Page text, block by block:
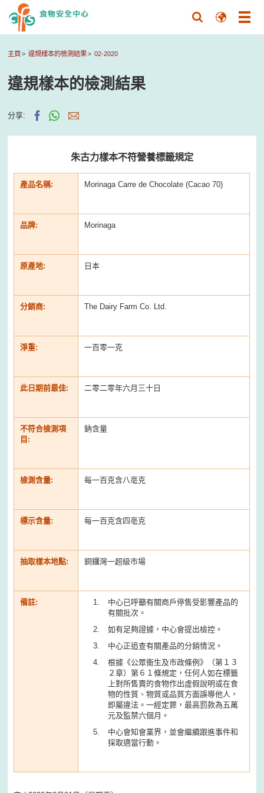
主頁 違規樣本的檢測結果 02-2020
違規樣本的檢測結果
分享:
朱古力樣本不符營養標籤規定
產品名稱: Morinaga Carre de Chocolate (Cacao 70)
品牌: Morinaga
原產地: 日本
分銷商: The Dairy Farm Co. Ltd.
淨重: 一百零一克
此日期前最佳: 二零二零年六月三十日
不符合檢測項
目:
鈉含量
檢測含量: 每一百克含八亳克
標示含量: 每一百克含四亳克
抽取樣本地點: 銅鑼灣一超級市場
備註:
中心已呼籲有關商戶停售受影響產品的
有關批次。
如有足夠證據，中心會提出檢控。
中心正追查有關產品的分銷情況。
根據《公眾衞生及市政條例》（第１３
２章）第６１條規定，任何人如在標籤
上對所售賣的食物作出虛假說明或在食
物的性質、物質或品質方面誤導他人，
即屬違法。一經定罪，最高罰款為五萬
元及監禁六個月。
中心會知會業界，並會繼續跟進事件和
採取適當行動。